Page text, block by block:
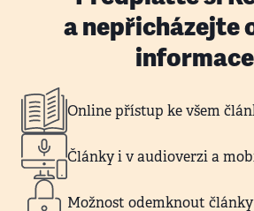
a nepřicházejte
Online přístup ke všem
Články i v audioverzi a
Možnost odemknout